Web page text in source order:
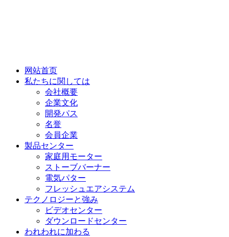
网站首页
私たちに関しては
会社概要
企業文化
開発パス
名誉
会員企業
製品センター
家庭用モーター
ストーブバーナー
電気パター
フレッシュエアシステム
テクノロジーと強み
ビデオセンター
ダウンロードセンター
われわれに加わる